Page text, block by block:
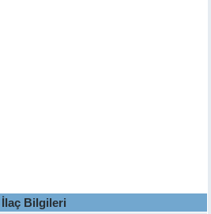
İlaç Bilgileri